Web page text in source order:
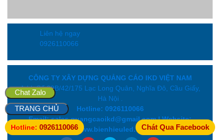
Liên hệ ngay
0926110066
CÔNG TY XÂY DỰNG QUẢNG CÁO IKD VIỆT NAM
Add: Số 39B/42/175 Lạc Long Quân, Nghĩa Đô, Cầu Giấy,
Hà Nội .
Hotline: 0926110066
Email: sales.quangcaoikd@gmail.com | Website:
www.bienhieuled.vnChát Qua Facebook
Hotline: 0926110066
Chat Zalo
TRANG CHỦ